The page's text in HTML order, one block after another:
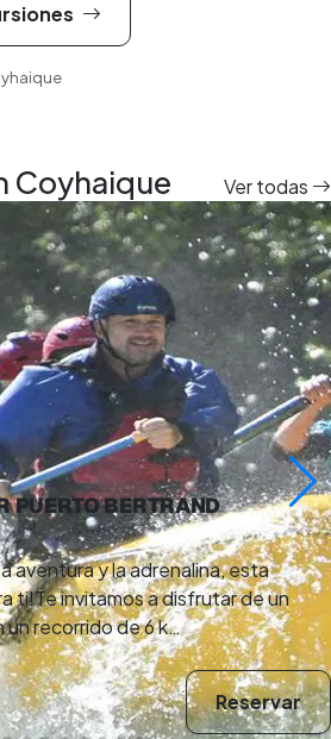
Coyhaique Ver todas
PUERTO BERTRAND
aventura y la adrenalina, esta
ti!Te invitamos a disfrutar de un
recorrido de 6 k…
Reservar